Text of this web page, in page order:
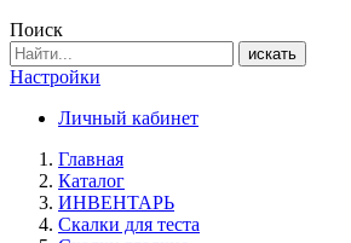
Поиск
искать
Настройки
Личный кабинет
Главная
Каталог
ИНВЕНТАРЬ
Скалки для теста